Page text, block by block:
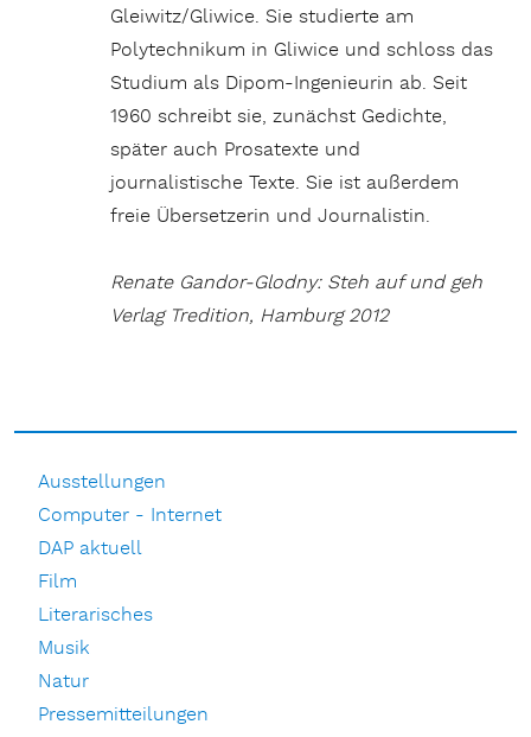
Gleiwitz/Gliwice. Sie studierte am
Polytechnikum in Gliwice und schloss das
Studium als Dipom-Ingenieurin ab. Seit
1960 schreibt sie, zunächst Gedichte,
später auch Prosatexte und
journalistische Texte. Sie ist außerdem
freie Übersetzerin und Journalistin.
Renate Gandor-Glodny: Steh auf und geh
Verlag Tredition, Hamburg 2012
Ausstellungen
Computer - Internet
DAP aktuell
Film
Literarisches
Musik
Natur
Pressemitteilungen